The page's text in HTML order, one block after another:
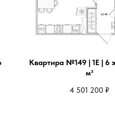
Квартира №149 | 1Е | 6
м²
4 501 200 ₽